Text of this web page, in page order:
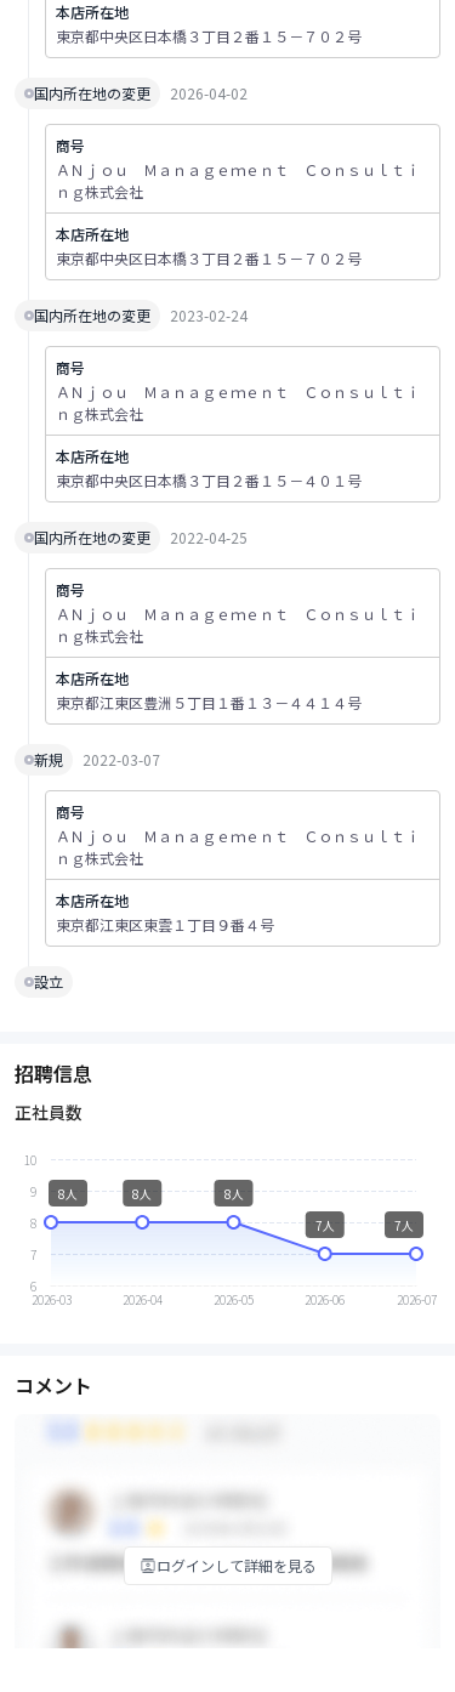
本店所在地
東京都中央区日本橋３丁目２番１５－７０２号
国内所在地の変更 2026-04-02
商号
ＡＮｊｏｕ Ｍａｎａｇｅｍｅｎｔ Ｃｏｎｓｕｌｔｉ
ｎｇ株式会社
本店所在地
東京都中央区日本橋３丁目２番１５－７０２号
国内所在地の変更 2023-02-24
商号
ＡＮｊｏｕ Ｍａｎａｇｅｍｅｎｔ Ｃｏｎｓｕｌｔｉ
ｎｇ株式会社
本店所在地
東京都中央区日本橋３丁目２番１５－４０１号
国内所在地の変更 2022-04-25
商号
ＡＮｊｏｕ Ｍａｎａｇｅｍｅｎｔ Ｃｏｎｓｕｌｔｉ
ｎｇ株式会社
本店所在地
東京都江東区豊洲５丁目１番１３－４４１４号
新規 2022-03-07
商号
ＡＮｊｏｕ Ｍａｎａｇｅｍｅｎｔ Ｃｏｎｓｕｌｔｉ
ｎｇ株式会社
本店所在地
東京都江東区東雲１丁目９番４号
設立
招聘信息
正社員数
6
7
8
9
10
2026-03 2026-04 2026-05 2026-06 2026-07
8人 8人
8人
7人
7人
コメント
ログインして詳細を見る